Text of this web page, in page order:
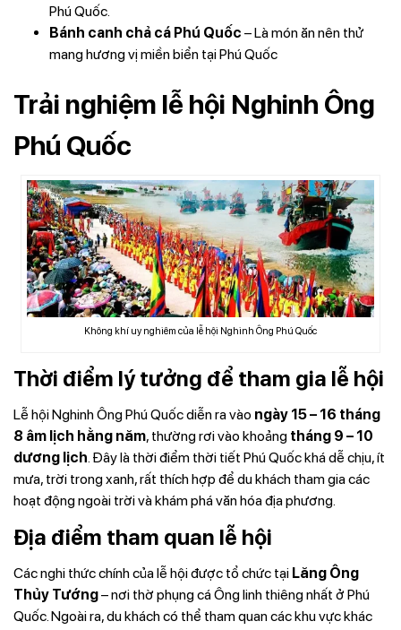
Phú Quốc.
Bánh canh chả cá Phú Quốc – Là món ăn nên thử
mang hương vị miền biển tại Phú Quốc
Trải nghiệm lễ hội Nghinh Ông
Phú Quốc
Không khí uy nghiêm của lễ hội Nghinh Ông Phú Quốc
Thời điểm lý tưởng để tham gia lễ hội
Lễ hội Nghinh Ông Phú Quốc diễn ra vào ngày 15 – 16 tháng
8 âm lịch hằng năm, thường rơi vào khoảng tháng 9 – 10
dương lịch . Đây là thời điểm thời tiết Phú Quốc khá dễ chịu, ít
mưa, trời trong xanh, rất thích hợp để du khách tham gia các
hoạt động ngoài trời và khám phá văn hóa địa phương.
Địa điểm tham quan lễ hội
Các nghi thức chính của lễ hội được tổ chức tại Lăng Ông
Thủy Tướng– nơi thờ phụng cá Ông linh thiêng nhất ở Phú
Quốc. Ngoài ra, du khách có thể tham quan các khu vực khác